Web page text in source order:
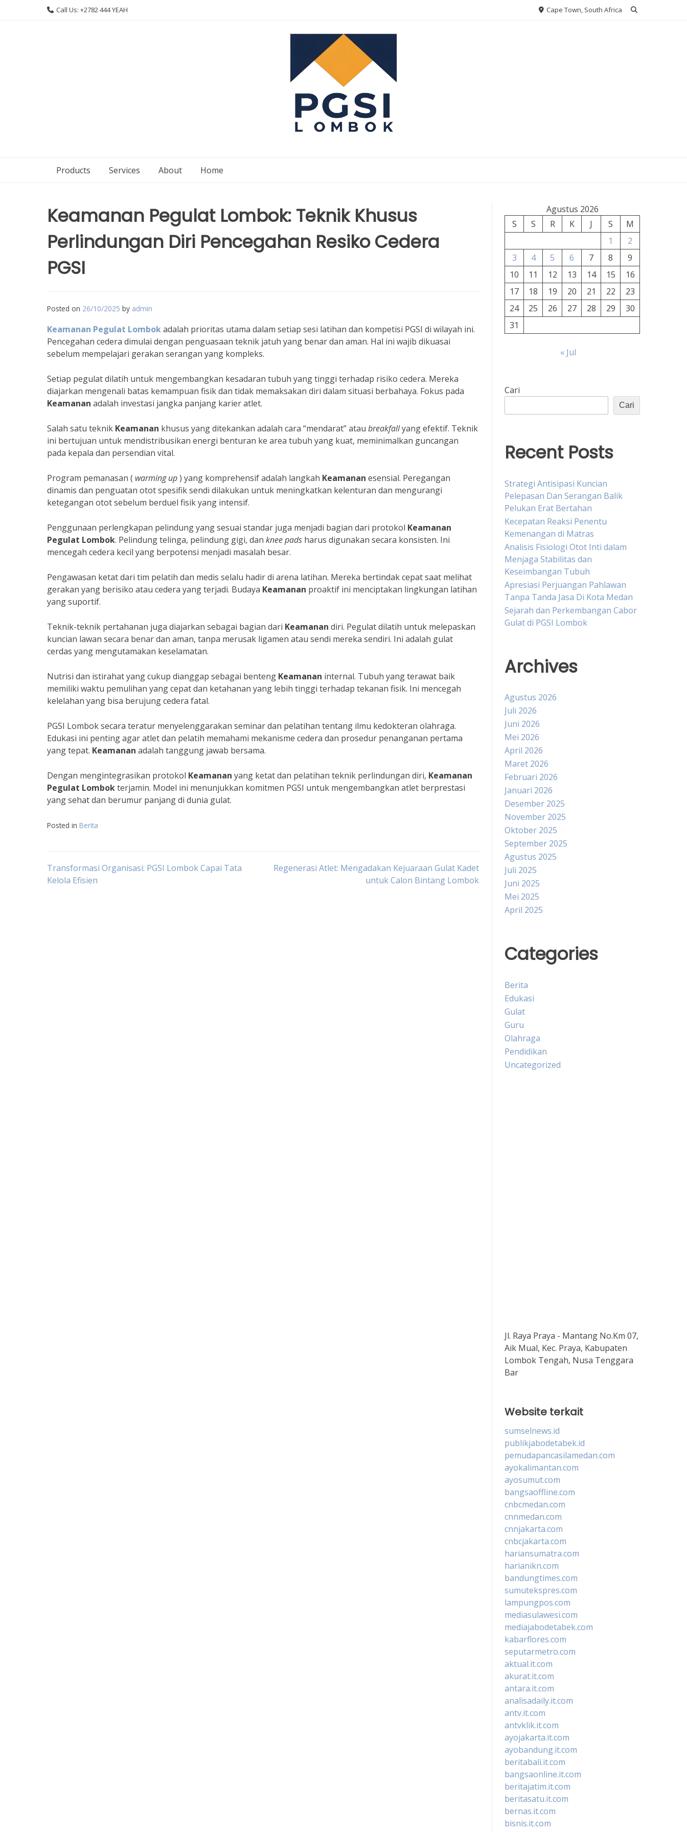
Call Us: +2782 444 YEAH Cape Town, South Africa
Products Services About Home
Keamanan Pegulat Lombok: Teknik Khusus
Perlindungan Diri Pencegahan Resiko Cedera
PGSI
Posted on 26/10/2025 by admin
Keamanan Pegulat Lombokadalah prioritas utama dalam setiap sesi latihan dan kompetisi PGSI di wilayah ini.
Pencegahan cedera dimulai dengan penguasaan teknik jatuh yang benar dan aman. Hal ini wajib dikuasai
sebelum mempelajari gerakan serangan yang kompleks.
Setiap pegulat dilatih untuk mengembangkan kesadaran tubuh yang tinggi terhadap risiko cedera. Mereka
diajarkan mengenali batas kemampuan fisik dan tidak memaksakan diri dalam situasi berbahaya. Fokus pada
Keamanan adalah investasi jangka panjang karier atlet.
Salah satu teknik Keamanan khusus yang ditekankan adalah cara “mendarat” atau breakfallyang efektif. Teknik
ini bertujuan untuk mendistribusikan energi benturan ke area tubuh yang kuat, meminimalkan guncangan
pada kepala dan persendian vital.
Program pemanasan ( warming up) yang komprehensif adalah langkah Keamanan esensial. Peregangan
dinamis dan penguatan otot spesifik sendi dilakukan untuk meningkatkan kelenturan dan mengurangi
ketegangan otot sebelum berduel fisik yang intensif.
Penggunaan perlengkapan pelindung yang sesuai standar juga menjadi bagian dari protokol Keamanan
Pegulat Lombok. Pelindung telinga, pelindung gigi, dan knee pads harus digunakan secara konsisten. Ini
mencegah cedera kecil yang berpotensi menjadi masalah besar.
Pengawasan ketat dari tim pelatih dan medis selalu hadir di arena latihan. Mereka bertindak cepat saat melihat
gerakan yang berisiko atau cedera yang terjadi. Budaya Keamanan proaktif ini menciptakan lingkungan latihan
yang suportif.
Teknik-teknik pertahanan juga diajarkan sebagai bagian dari Keamanan diri. Pegulat dilatih untuk melepaskan
kuncian lawan secara benar dan aman, tanpa merusak ligamen atau sendi mereka sendiri. Ini adalah gulat
cerdas yang mengutamakan keselamatan.
Nutrisi dan istirahat yang cukup dianggap sebagai benteng Keamanan internal. Tubuh yang terawat baik
memiliki waktu pemulihan yang cepat dan ketahanan yang lebih tinggi terhadap tekanan fisik. Ini mencegah
kelelahan yang bisa berujung cedera fatal.
PGSI Lombok secara teratur menyelenggarakan seminar dan pelatihan tentang ilmu kedokteran olahraga.
Edukasi ini penting agar atlet dan pelatih memahami mekanisme cedera dan prosedur penanganan pertama
yang tepat. Keamanan adalah tanggung jawab bersama.
Dengan mengintegrasikan protokol Keamanan yang ketat dan pelatihan teknik perlindungan diri, Keamanan
Pegulat Lombokterjamin. Model ini menunjukkan komitmen PGSI untuk mengembangkan atlet berprestasi
yang sehat dan berumur panjang di dunia gulat.
Posted in Berita
Navigasi
Transformasi Organisasi: PGSI Lombok Capai Tata
Kelola Efisien
Regenerasi Atlet: Mengadakan Kejuaraan Gulat Kadet
untuk Calon Bintang Lombok
Agustus 2026
S
S R K J S
M
1
2
3
4 5 6 7 8
9
10
11 12 13 14 15
16
17
18 19 20 21 22
23
24
25 26 27 28 29
30
31
« Jul
Cari
Cari
Recent Posts
Strategi Antisipasi Kuncian
Pelepasan Dan Serangan Balik
Pelukan Erat Bertahan
Kecepatan Reaksi Penentu
Kemenangan di Matras
Analisis Fisiologi Otot Inti dalam
Menjaga Stabilitas dan
Keseimbangan Tubuh
Apresiasi Perjuangan Pahlawan
Tanpa Tanda Jasa Di Kota Medan
Sejarah dan Perkembangan Cabor
Gulat di PGSI Lombok
Archives
Agustus 2026
Juli 2026
Juni 2026
Mei 2026
April 2026
Maret 2026
Februari 2026
Januari 2026
Desember 2025
November 2025
Oktober 2025
September 2025
Agustus 2025
Juli 2025
Juni 2025
Mei 2025
April 2025
Categories
Berita
Edukasi
Gulat
Guru
Olahraga
Pendidikan
Uncategorized
Jl. Raya Praya - Mantang No.Km 07,
Aik Mual, Kec. Praya, Kabupaten
Lombok Tengah, Nusa Tenggara
Bar
Website terkait
sumselnews.id
publikjabodetabek.id
pemudapancasilamedan.com
ayokalimantan.com
ayosumut.com
bangsaoffline.com
cnbcmedan.com
cnnmedan.com
cnnjakarta.com
cnbcjakarta.com
hariansumatra.com
harianikn.com
bandungtimes.com
sumutekspres.com
lampungpos.com
mediasulawesi.com
mediajabodetabek.com
kabarflores.com
seputarmetro.com
aktual.it.com
akurat.it.com
antara.it.com
analisadaily.it.com
antv.it.com
antvklik.it.com
ayojakarta.it.com
ayobandung.it.com
beritabali.it.com
bangsaonline.it.com
beritajatim.it.com
beritasatu.it.com
bernas.it.com
bisnis.it.com